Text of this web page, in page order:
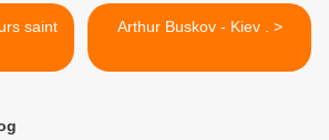
Arthur Buskov - Kiev . >